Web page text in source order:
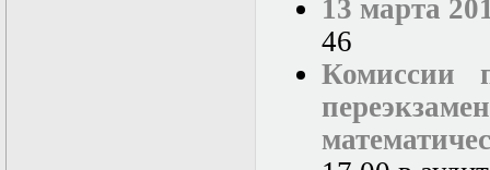
13 марта
46
Комиссии